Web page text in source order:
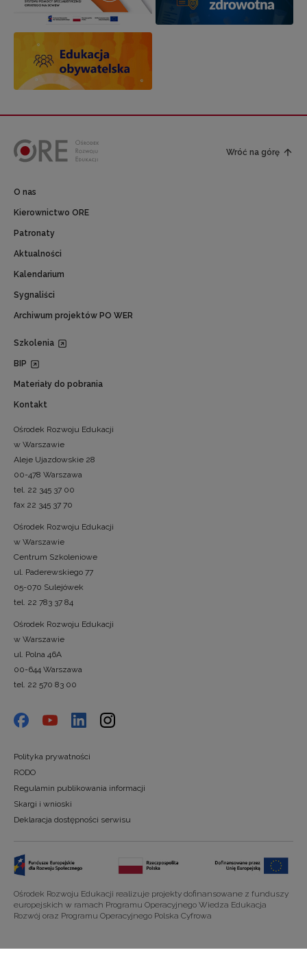
Wróć na górę
O nas
Kierownictwo ORE
Patronaty
Aktualności
Kalendarium
Sygnaliści
Archiwum projektów PO WER
Szkolenia
BIP
Materiały do pobrania
Kontakt
Ośrodek Rozwoju Edukacji
w Warszawie
Aleje Ujazdowskie 28
00-478 Warszawa
tel. 22 345 37 00
fax 22 345 37 70
Ośrodek Rozwoju Edukacji
w Warszawie
Centrum Szkoleniowe
ul. Paderewskiego 77
05-070 Sulejówek
tel. 22 783 37 84
Ośrodek Rozwoju Edukacji
w Warszawie
ul. Polna 46A
00-644 Warszawa
tel. 22 570 83 00
Polityka prywatności
RODO
Regulamin publikowania informacji
Skargi i wnioski
Deklaracja dostępności serwisu
Ośrodek Rozwoju Edukacji realizuje projekty dofinansowane z funduszy
europejskich w ramach Programu Operacyjnego Wiedza Edukacja
Rozwój oraz Programu Operacyjnego Polska Cyfrowa